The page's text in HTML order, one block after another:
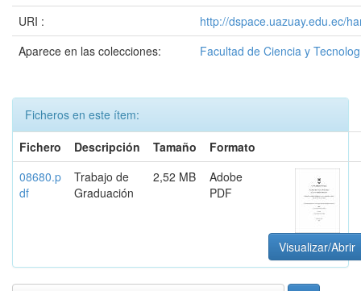
URI :
http://dspace.uazuay.edu.ec/
Aparece en las colecciones:
Facultad de Ciencia y
Ficheros en este ítem:
Fichero
Descripción Tamaño
Formato
08680.p
df
Trabajo de
Graduación
2,52 MB
Adobe
PDF
Visualizar/Abrir